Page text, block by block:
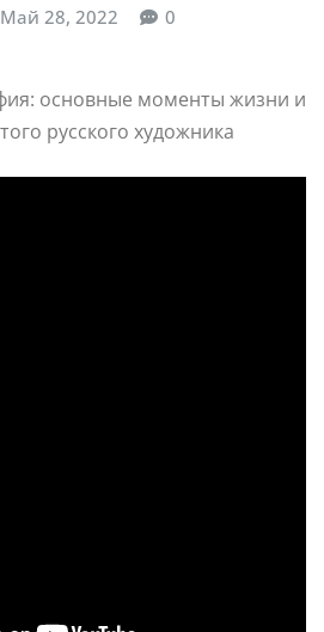
Май 28, 2022 0